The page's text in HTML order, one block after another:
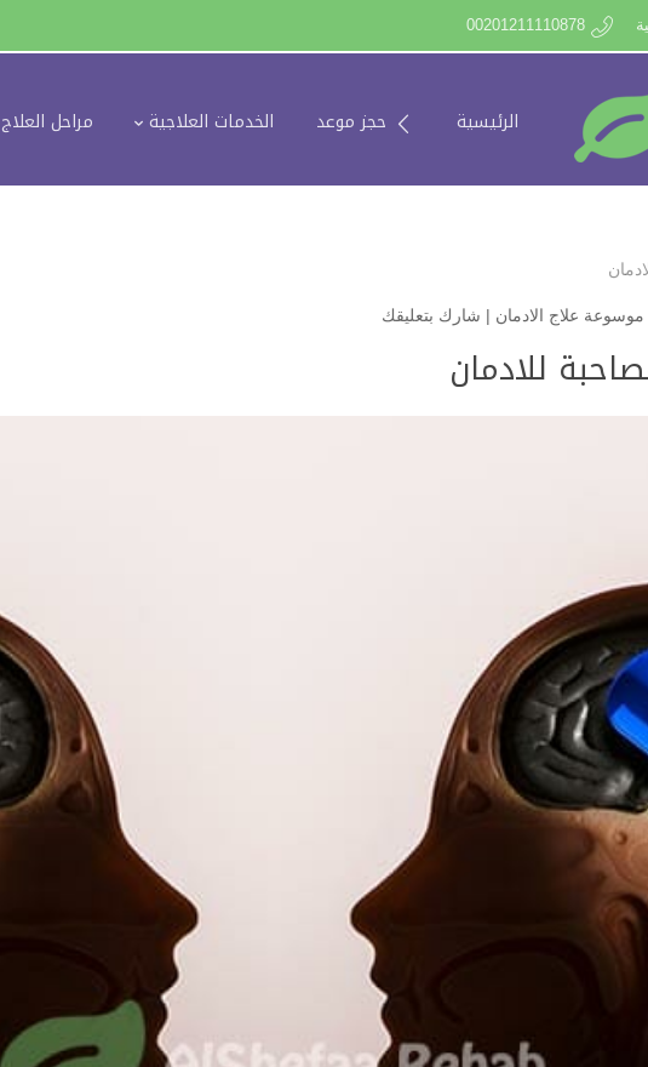
00201211110878
الرئيسية حجز موعد الخدمات العلاجية مراحل العلاج
موسوعة علاج الادمان | شارك بتعليقك
للادمان